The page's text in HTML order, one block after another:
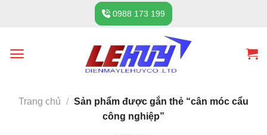
0988 173 199
Trang chủ / Sản phẩm được gắn thẻ “cân móc cẩu
công nghiệp”